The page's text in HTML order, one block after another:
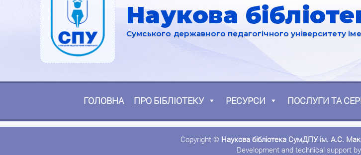
Наукова
Сумського державного педагогічного університету
ГОЛОВНА ПРО БІБЛІОТЕКУ РЕСУРСИ ПОСЛУГИ ТА
Copyright © Наукова бібліотека СумДПУ ім. А.С.
Development and technical support by